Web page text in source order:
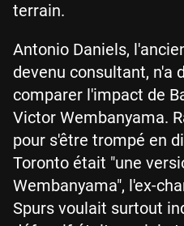
terrain.
Antonio Daniels,
devenu consultant, n'a
comparer l'impact de
Victor Wembanyama.
pour s'être trompé en
Toronto était "une
Wembanyama", l'ex-
Spurs voulait surtout